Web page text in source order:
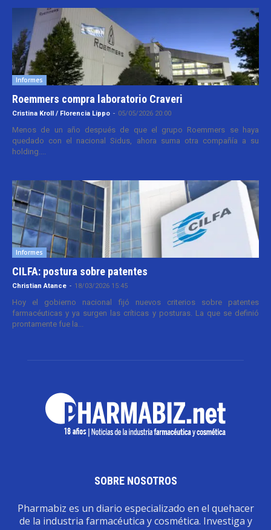
Informes
Roemmers compra laboratorio Craveri
Cristina Kroll / Florencia Lippo - 05/05/2026 20:00
Menos de un año después de que el grupo Roemmers se haya
quedado con el nacional Sidus, ahora suma otra compañía a su
holding....
Informes
CILFA: postura sobre patentes
Christian Atance - 18/03/2026 15:45
Hoy el gobierno nacional fijó nuevos criterios sobre patentes
farmacéuticas y ya surgen las críticas y posturas. La que se definió
prontamente fue la...
SOBRE NOSOTROS
Pharmabiz es un diario especializado en el quehacer
de la industria farmacéutica y cosmética. Investiga y